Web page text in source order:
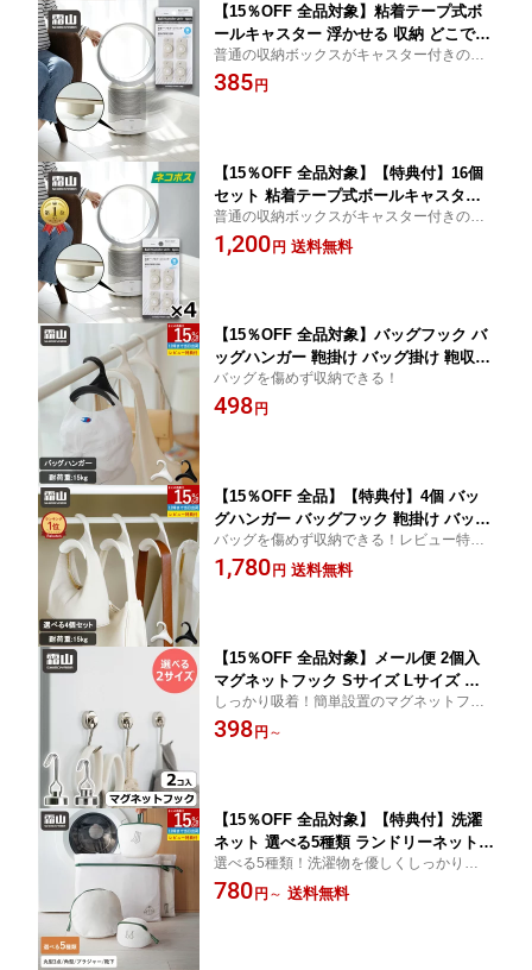
【15％OFF 全品対象】粘着テープ式ボ
ールキャスター 浮かせる 収納 どこでも
キャスター ミニキャスター キャスター
ボール型 ミニ車輪 両面テープ 両面シー
普通の収納ボックスがキャスター付きの収
納ボックスに早変わり
385円
【15％OFF 全品対象】【特典付】16個
セット 粘着テープ式ボールキャスター
浮かせる 収納 どこでもキャスター ミニ
キャスター キャスター ボール型 ミニ車
普通の収納ボックスがキャスター付きの収
納ボックスに早変わり ファイルボックス 収
納ボックス 用キャスター
1,200円 送料無料
【15％OFF 全品対象】バッグフック バ
ッグハンガー 鞄掛け バッグ掛け 鞄収納
帽子掛け ネクタイ スカーフ バッグ か
ばん キャップ ホワイト ブラック クロ
バッグを傷めず収納できる！
498円
【15％OFF 全品】【特典付】4個 バッ
グハンガー バッグフック 鞄掛け バッグ
掛け バッグかけ カバン掛け 鞄収納 帽
子掛け 帽子収納 キャップ 収納 かばん
バッグを傷めず収納できる！レビュー特典
付き 送料無料 ハンガー アイデア商品 クロ
ーゼット 収納 ネクタイ 収納 ホワイト ブラ
1,780円 送料無料
【15％OFF 全品対象】メール便 2個入
マグネットフック Sサイズ Lサイズ フ
ック ネオジム 磁石 強力フック 収納 便
利グッズ マグネット 磁着 壁掛け 鍵置
しっかり吸着！簡単設置のマグネットフッ
ク
398円 ～
【15％OFF 全品対象】【特典付】洗濯
ネット 選べる5種類 ランドリーネット
角型 丸型 ブラジャー用 靴下用 粗目 細
目 洗濯 洗濯物 下着 ブラジャー 靴下 ズ
選べる5種類！洗濯物を優しくしっかり洗え
る洗濯ネット！全国送料無料 レビュー特典
780円 ～ 送料無料